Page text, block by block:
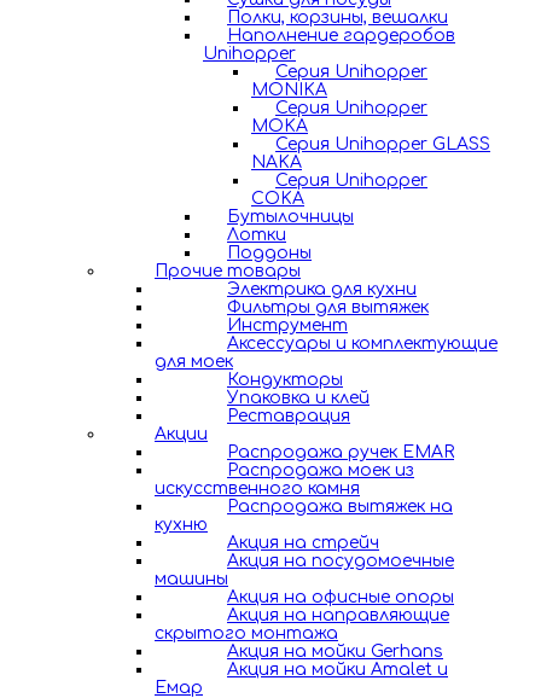
Полки, корзины, вешалки
Наполнение гардеробов
Unihopper
Серия Unihopper
MONIKA
Серия Unihopper
MOKA
Серия Unihopper GLASS
NAKA
Серия Unihopper
COKA
Бутылочницы
Лотки
Поддоны
Прочие товары
Электрика для кухни
Фильтры для вытяжек
Инструмент
Аксессуары и комплектующие
для моек
Кондукторы
Упаковка и клей
Реставрация
Акции
Распродажа ручек EMAR
Распродажа моек из
искусственного камня
Распродажа вытяжек на
кухню
Акция на стрейч
Акция на посудомоечные
машины
Акция на офисные опоры
Акция на направляющие
скрытого монтажа
Акция на мойки Gerhans
Акция на мойки Amalet и
Емар